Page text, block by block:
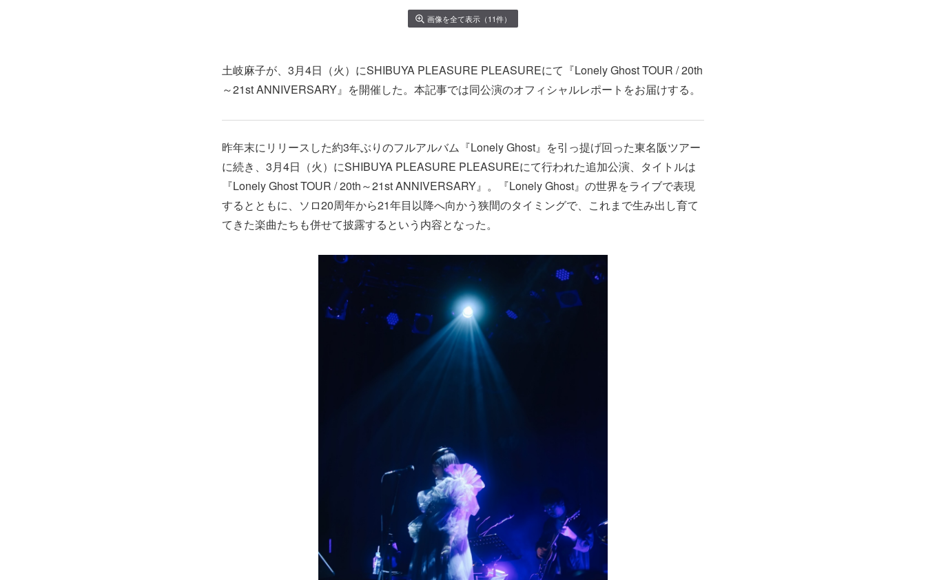
画像を全て表示（11件）
土岐麻子が、3月4日（火）にSHIBUYA PLEASURE PLEASUREにて『Lonely Ghost TOUR / 20th
～21st ANNIVERSARY』を開催した。本記事では同公演のオフィシャルレポートをお届けする。
昨年末にリリースした約3年ぶりのフルアルバム『Lonely Ghost』を引っ提げ回った東名阪ツアー
に続き、3月4日（火）にSHIBUYA PLEASURE PLEASUREにて行われた追加公演、タイトルは
『Lonely Ghost TOUR / 20th～21st ANNIVERSARY』。『Lonely Ghost』の世界をライブで表現
するとともに、ソロ20周年から21年目以降へ向かう狭間のタイミングで、これまで生み出し育て
てきた楽曲たちも併せて披露するという内容となった。